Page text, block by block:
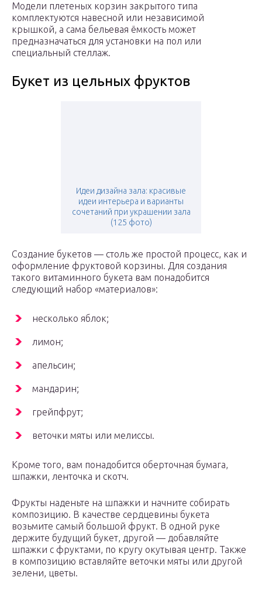
Модели плетеных корзин закрытого типа
комплектуются навесной или независимой
крышкой, а сама бельевая ёмкость может
предназначаться для установки на пол или
специальный стеллаж.
Букет из цельных фруктов
Идеи дизайна зала: красивые
идеи интерьера и варианты
сочетаний при украшении зала
(125 фото)
Создание букетов — столь же простой процесс, как и
оформление фруктовой корзины. Для создания
такого витаминного букета вам понадобится
следующий набор «материалов»:
несколько яблок;
лимон;
апельсин;
мандарин;
грейпфрут;
веточки мяты или мелиссы.
Кроме того, вам понадобится оберточная бумага,
шпажки, ленточка и скотч.
Фрукты наденьте на шпажки и начните собирать
композицию. В качестве сердцевины букета
возьмите самый большой фрукт. В одной руке
держите будущий букет, другой — добавляйте
шпажки с фруктами, по кругу окутывая центр. Также
в композицию вставляйте веточки мяты или другой
зелени, цветы.